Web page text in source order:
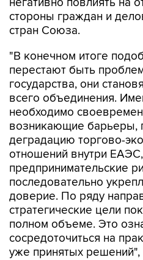
стороны граждан и
стран Союза.
"В конечном итоге
перестают быть
государства, они
всего объединения.
необходимо
возникающие барьеры,
деградацию торгово-
отношений внутри
предпринимательские
последовательно
доверие. По ряду
стратегические цели
полном объеме. Это
сосредоточиться на
уже принятых